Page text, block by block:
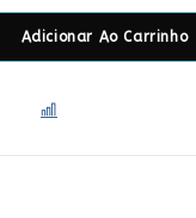
Adicionar Ao Carrinho